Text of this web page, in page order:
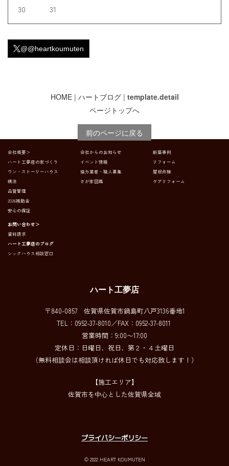
30
31
@@heartkoumuten
HOME| ハートブログ| template.detail
ページトップへ
前のページに戻る
会社概要＞
ハート工夢店の家づくり
ワン・ストーリーハウス
構法
品質管理
2026補助金
安心の保証
会社からのお知らせ
イベント情報
協力業者・職人募集
さが家図鑑
新築事例
リフォーム
屋根点検
ケアリフォーム
お問い合わせ＞
資料請求
ハート工夢店のブログ
シックハウス相談窓口
ハート工夢店
〒840-0857 佐賀県佐賀市鍋島町八戸3136番地1
TEL：0952-37-8010／FAX：0952-37-8011
営業時間：9:00〜17:00
定休日：日曜日、祝日、第２・４土曜日
（無料相談会は相談頂ければ休日でも対応致します！）
【施工エリア】
佐賀市を中心とした佐賀県全域
プライバシーポリシー
© 2022 HEART KOUMUTEN